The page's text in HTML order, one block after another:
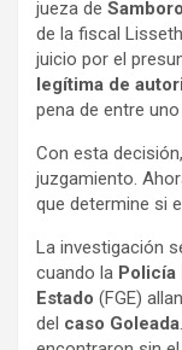
jueza de
de la fiscal
juicio por el
legítima de
pena de entre
Con esta
juzgamiento.
que determine si
La investigación
cuando la Policía
Estado (FGE)
del caso Goleada